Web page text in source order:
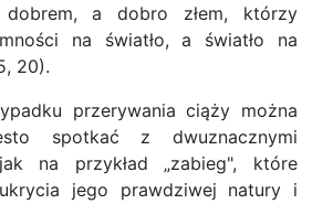
dobrem, a dobro złem, którzy
na światło, a światło na
20).
przerywania ciąży można
spotkać z dwuznacznymi
na przykład „zabieg", które
jego prawdziwej natury i